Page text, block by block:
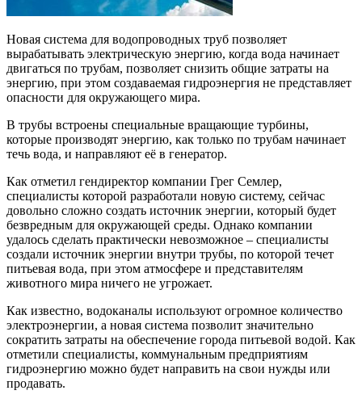
Новая система для водопроводных труб позволяет
вырабатывать электрическую энергию, когда вода начинает
двигаться по трубам, позволяет снизить общие затраты на
энергию, при этом создаваемая гидроэнергия не представляет
опасности для окружающего мира.
В трубы встроены специальные вращающие турбины,
которые производят энергию, как только по трубам начинает
течь вода, и направляют её в генератор.
Как отметил гендиректор компании Грег Семлер,
специалисты которой разработали новую систему, сейчас
довольно сложно создать источник энергии, который будет
безвредным для окружающей среды. Однако компании
удалось сделать практически невозможное – специалисты
создали источник энергии внутри трубы, по которой течет
питьевая вода, при этом атмосфере и представителям
животного мира ничего не угрожает.
Как известно, водоканалы используют огромное количество
электроэнергии, а новая система позволит значительно
сократить затраты на обеспечение города питьевой водой. Как
отметили специалисты, коммунальным предприятиям
гидроэнергию можно будет направить на свои нужды или
продавать.